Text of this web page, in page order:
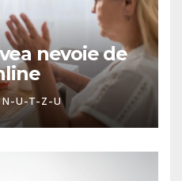
nevoie de
N-U-T-Z-U